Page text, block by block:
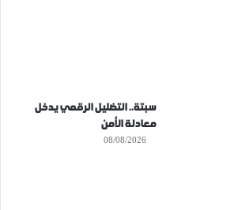
سبتة.. التضليل الرقمي يدخل
معادلة الأمن
08/08/2026